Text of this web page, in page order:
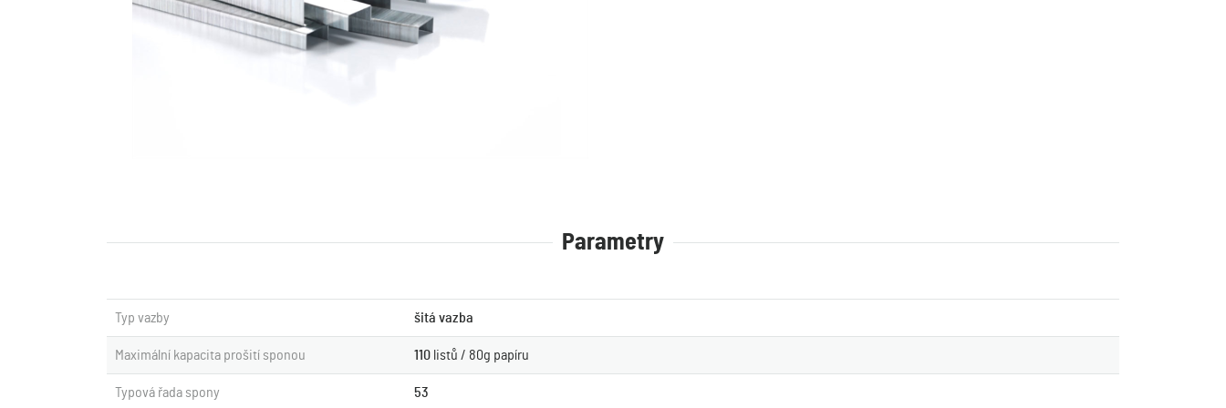
Parametry
Typ vazby šitá vazba
Maximální kapacita prošití sponou 110 listů / 80g papíru
Typová řada spony 53